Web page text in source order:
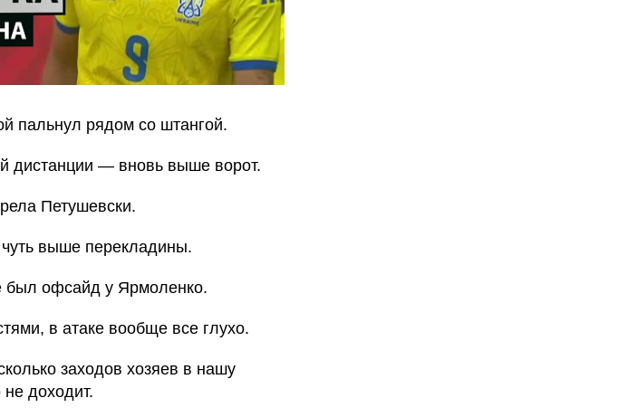
пальнул рядом со штангой.
дистанции — вновь выше ворот.
Петушевски.
выше перекладины.
был офсайд у Ярмоленко.
в атаке вообще все глухо.
заходов хозяев в нашу
доходит.